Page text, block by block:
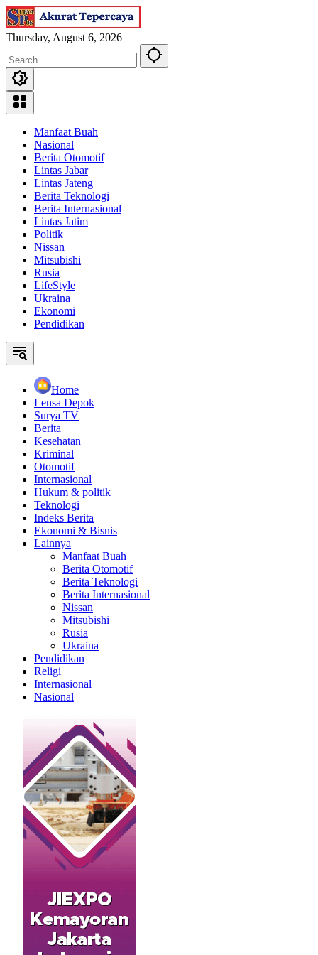
Skip
to
content
Thursday, August 6, 2026
Manfaat Buah
Nasional
Berita Otomotif
Lintas Jabar
Lintas Jateng
Berita Teknologi
Berita Internasional
Lintas Jatim
Politik
Nissan
Mitsubishi
Rusia
LifeStyle
Ukraina
Ekonomi
Pendidikan
Home
Lensa Depok
Surya TV
Berita
Kesehatan
Kriminal
Otomotif
Internasional
Hukum & politik
Teknologi
Indeks Berita
Ekonomi & Bisnis
Lainnya
Manfaat Buah
Berita Otomotif
Berita Teknologi
Berita Internasional
Nissan
Mitsubishi
Rusia
Ukraina
Pendidikan
Religi
Internasional
Nasional